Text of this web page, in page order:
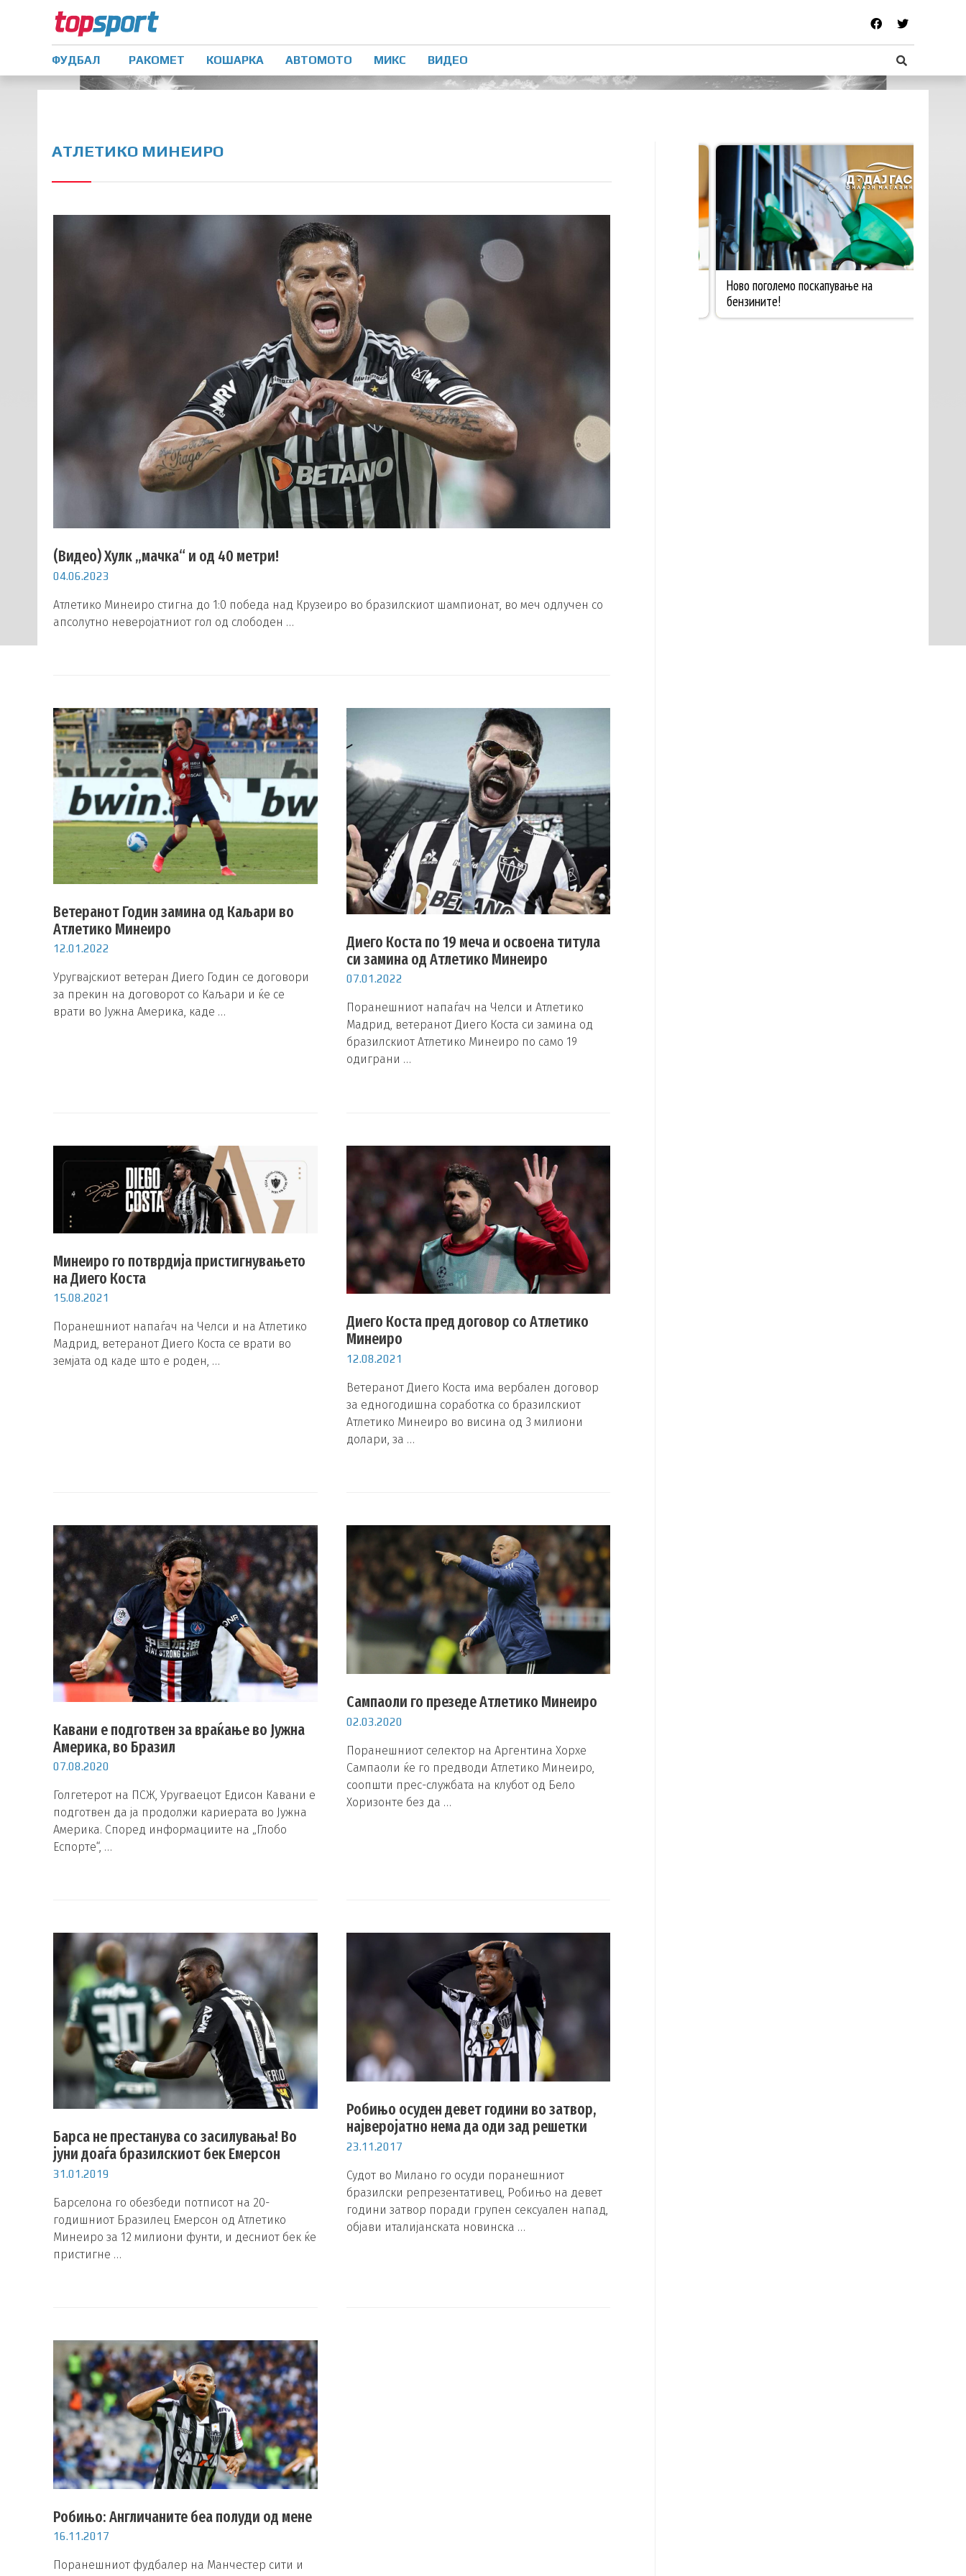
ФУДБАЛ РАКОМЕТ КОШАРКА АВТОМОТО МИКС ВИДЕО
АТЛЕТИКО МИНЕИРО
(Видео) Хулк „мачка“ и од 40 метри!
04.06.2023
Атлетико Минеиро стигна до 1:0 победа над Крузеиро во бразилскиот шампионат, во меч одлучен со
апсолутно неверојатниот гол од слободен …
Ветеранот Годин замина од Каљари во
Атлетико Минеиро
12.01.2022
Уругвајскиот ветеран Диего Годин се договори
за прекин на договорот со Каљари и ќе се
врати во Јужна Америка, каде …
Диего Коста по 19 меча и освоена титула
си замина од Атлетико Минеиро
07.01.2022
Поранешниот напаѓач на Челси и Атлетико
Мадрид, ветеранот Диего Коста си замина од
бразилскиот Атлетико Минеиро по само 19
одиграни …
Минеиро го потврдија пристигнувањето
на Диего Коста
15.08.2021
Поранешниот напаѓач на Челси и на Атлетико
Мадрид, ветеранот Диего Коста се врати во
земјата од каде што е роден, …
Диего Коста пред договор со Атлетико
Минеиро
12.08.2021
Ветеранот Диего Коста има вербален договор
за едногодишна соработка со бразилскиот
Атлетико Минеиро во висина од 3 милиони
долари, за …
Кавани е подготвен за враќање во Јужна
Америка, во Бразил
07.08.2020
Голгетерот на ПСЖ, Уругваецот Едисон Кавани е
подготвен да ја продолжи кариерата во Јужна
Америка. Според информациите на „Глобо
Еспорте“, …
Сампаоли го презеде Атлетико Минеиро
02.03.2020
Поранешниот селектор на Аргентина Хорхе
Сампаоли ќе го предводи Атлетико Минеиро,
соопшти прес-службата на клубот од Бело
Хоризонте без да …
Барса не престанува со засилувања! Во
јуни доаѓа бразилскиот бек Емерсон
31.01.2019
Барселона го обезбеди потписот на 20-
годишниот Бразилец Емерсон од Атлетико
Минеиро за 12 милиони фунти, и десниот бек ќе
пристигне …
Робињо осуден девет години во затвор,
најверојатно нема да оди зад решетки
23.11.2017
Судот во Милано го осуди поранешниот
бразилски репрезентативец, Робињо на девет
години затвор поради групен сексуален напад,
објави италијанската новинска …
Робињо: Англичаните беа полуди од мене
16.11.2017
Поранешниот фудбалер на Манчестер сити и